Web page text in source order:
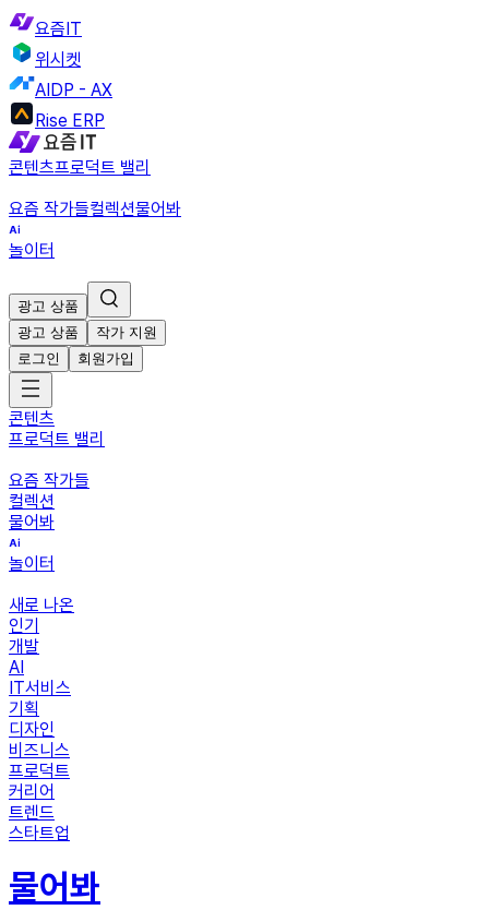
요즘IT
위시켓
AIDP - AX
Rise ERP
콘텐츠프로덕트 밸리
요즘 작가들컬렉션물어봐
놀이터
광고 상품
광고 상품
작가 지원
로그인
회원가입
콘텐츠
프로덕트 밸리
요즘 작가들
컬렉션
물어봐
놀이터
새로 나온
인기
개발
AI
IT서비스
기획
디자인
비즈니스
프로덕트
커리어
트렌드
스타트업
물어봐